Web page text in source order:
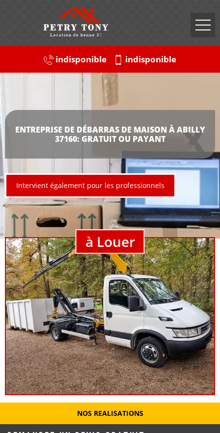
indisponible indisponible
ENTREPRISE DE DÉBARRAS DE MAISON À ABILLY
37160: GRATUIT OU PAYANT
Intervient également pour les professionnels
à Louer
NOS REALISATIONS